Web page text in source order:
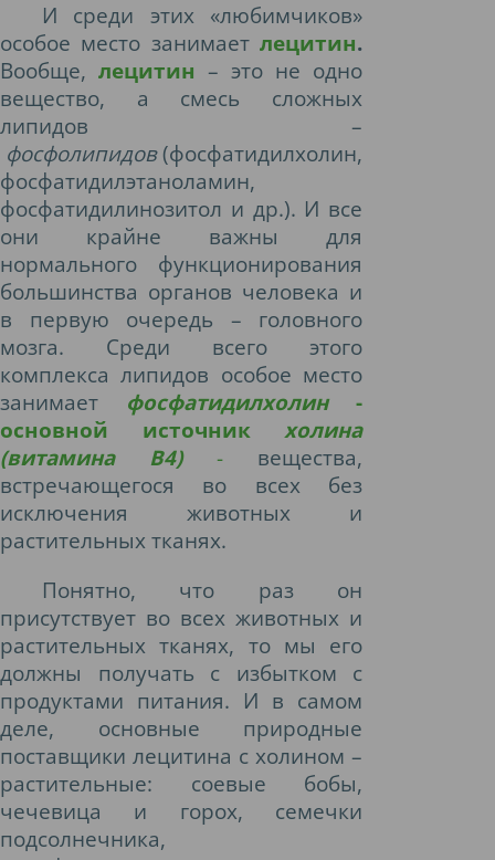
И среди этих «любимчиков»
особое место занимает лецитин.
Вообще, лецитин – это не одно
вещество, а смесь сложных
липидов –
фосфолипидов(фосфатидилхолин,
фосфатидилэтаноламин,
фосфатидилинозитол и др.). И все
они крайне важны для
нормального функционирования
большинства органов человека и
в первую очередь – головного
мозга. Среди всего этого
комплекса липидов особое место
занимает
фосфатидилхолин-
основной источник холина
(витамина В4)- вещества,
встречающегося во всех без
исключения животных и
растительных тканях.
Понятно, что раз он
присутствует во всех животных и
растительных тканях, то мы его
должны получать с избытком с
продуктами питания. И в самом
деле, основные природные
поставщики лецитина с холином –
растительные: соевые бобы,
чечевица и горох, семечки
подсолнечника,